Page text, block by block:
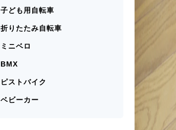
子ども用自転車
折りたたみ自転車
ミニベロ
BMX
ピストバイク
ベビーカー